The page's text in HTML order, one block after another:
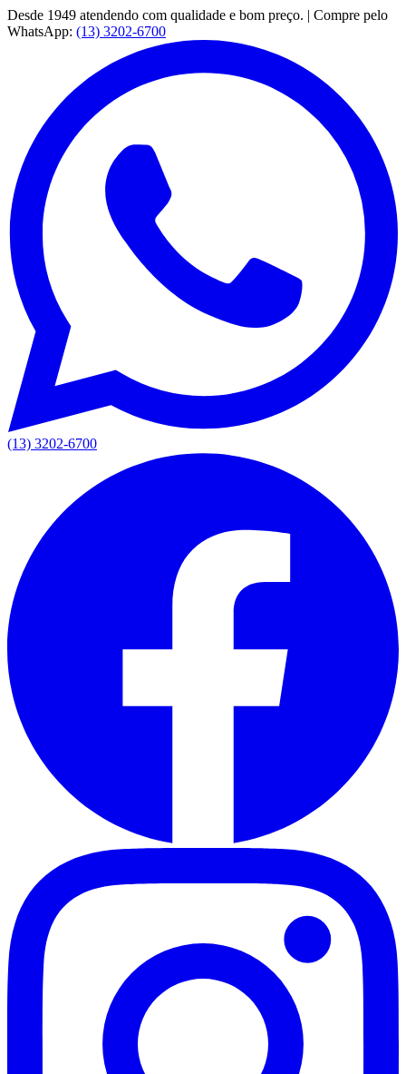
Desde 1949 atendendo com qualidade e bom preço. | Compre pelo
WhatsApp: (13) 3202-6700
(13) 3202-6700